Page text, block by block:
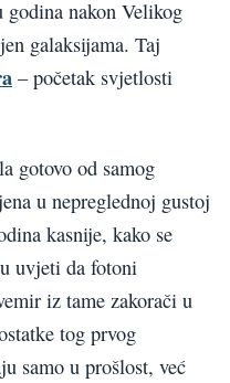
nakon Velikog
galaksijama. Taj
– početak svjetlosti
gotovo od samog
u nepreglednoj gustoj
kasnije, kako se
uvjeti da fotoni
iz tame zakorači u
tog prvog
samo u prošlost, već